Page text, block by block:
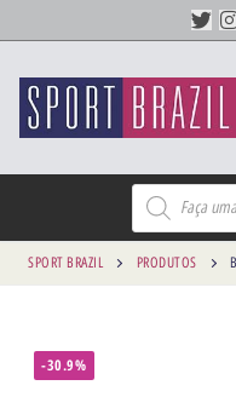
SPORT BRAZIL PRODUTOS
-30.9%